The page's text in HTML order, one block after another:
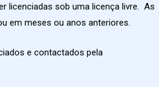
licenciadas sob uma licença livre. As
em meses ou anos anteriores.
e contactados pela